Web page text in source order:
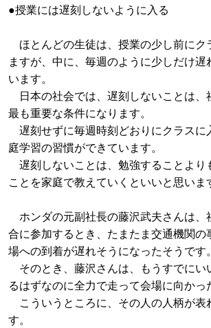
●授業には遅刻しないように入る
ほとんどの生徒は、授業の少し前にク
ますが、中に、毎週のように少しだけ
います。
日本の社会では、遅刻しないことは、
最も重要な条件になります。
遅刻せずに毎週時刻どおりにクラスに
庭学習の習慣ができています。
遅刻しないことは、勉強することより
ことを家庭で教えていくといいと思いま
ホンダの元副社長の藤沢武夫さんは、
合に参加するとき、たまたま交通機関の
場への到着が遅れそうになったそうです。
そのとき、藤沢さんは、もうすでにい
るはずなのに全力で走って会場に向かっ
こういうところに、その人の人柄が表
す。